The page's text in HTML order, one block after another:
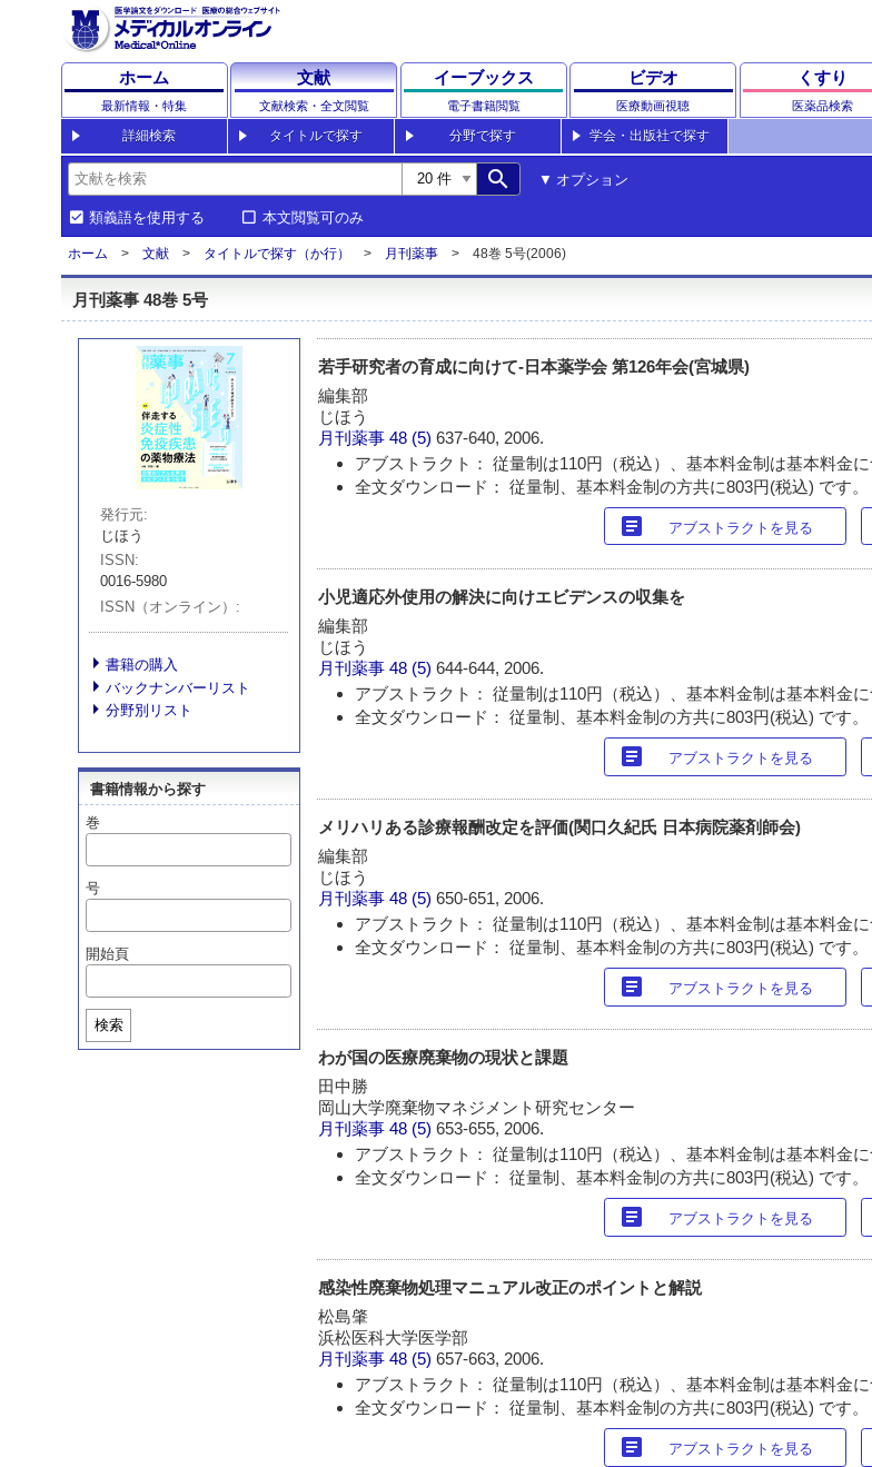
ホーム
最新情報・特集
文献
文献検索・全文閲覧
イーブックス
電子書籍閲覧
ビデオ
医療動画視聴
くすり
医薬品検索
詳細検索 タイトルで探す 分野で探す 学会・出版社で探す
search オプション
類義語を使用する 本文閲覧可のみ
ホーム 文献 タイトルで探す（か行） 月刊薬事 48巻 5号(2006)
月刊薬事 48巻 5号
発行元
じほう
ISSN
0016-5980
ISSN（オンライン）
書籍の購入
バックナンバーリスト
分野別リスト
書籍情報から探す
巻
号
開始頁
検索
若手研究者の育成に向けて-日本薬学会 第126年会(宮城県)
編集部
じほう
月刊薬事 48 (5)637-640, 2006.
アブストラクト： 従量制は110円（税込）、基本料金制は基本料金に
全文ダウンロード： 従量制、基本料金制の方共に803円(税込) です。
article アブストラクトを見る
小児適応外使用の解決に向けエビデンスの収集を
編集部
じほう
月刊薬事 48 (5)644-644, 2006.
アブストラクト： 従量制は110円（税込）、基本料金制は基本料金に
全文ダウンロード： 従量制、基本料金制の方共に803円(税込) です。
article アブストラクトを見る
メリハリある診療報酬改定を評価(関口久紀氏 日本病院薬剤師会)
編集部
じほう
月刊薬事 48 (5)650-651, 2006.
アブストラクト： 従量制は110円（税込）、基本料金制は基本料金に
全文ダウンロード： 従量制、基本料金制の方共に803円(税込) です。
article アブストラクトを見る
わが国の医療廃棄物の現状と課題
田中勝
岡山大学廃棄物マネジメント研究センター
月刊薬事 48 (5)653-655, 2006.
アブストラクト： 従量制は110円（税込）、基本料金制は基本料金に
全文ダウンロード： 従量制、基本料金制の方共に803円(税込) です。
article アブストラクトを見る
感染性廃棄物処理マニュアル改正のポイントと解説
松島肇
浜松医科大学医学部
月刊薬事 48 (5)657-663, 2006.
アブストラクト： 従量制は110円（税込）、基本料金制は基本料金に
全文ダウンロード： 従量制、基本料金制の方共に803円(税込) です。
article アブストラクトを見る